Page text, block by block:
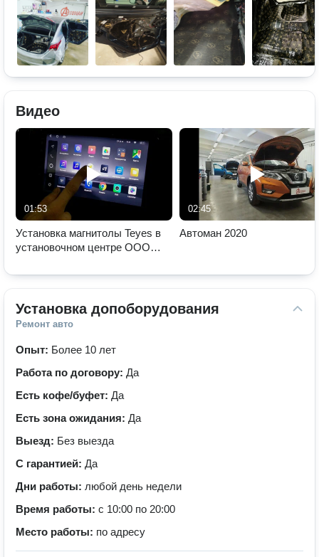
Видео
01:53
Установка магнитолы Teyes в
установочном центре ООО
02:45
Автоман 2020
Установка допоборудования
Ремонт авто
Опыт: Более 10 лет
Работа по договору: Да
Есть кофе/буфет: Да
Есть зона ожидания: Да
Выезд: Без выезда
С гарантией: Да
Дни работы: любой день недели
Время работы: с 10:00 по 20:00
Место работы: по адресу